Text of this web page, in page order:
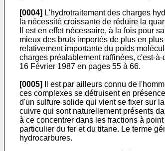
[0004] L'hydrotraitement des charges
la nécessité croissante de réduire la
Il est en effet nécessaire, à la fois pour
mieux des bruts importés de plus en
relativement importante du poids
charges préalablement raffinées, c'est-
16 Février 1987 en pages 55 à 66.
[0005]
Il est par ailleurs connu de
ces complexes se détruisent en
d'un sulfure solide qui vient se fixer sur
cuivre qui sont naturellement présents
à ce concentrer dans les fractions à
particulier du fer et du titane. Le terme
hydrocarbures.